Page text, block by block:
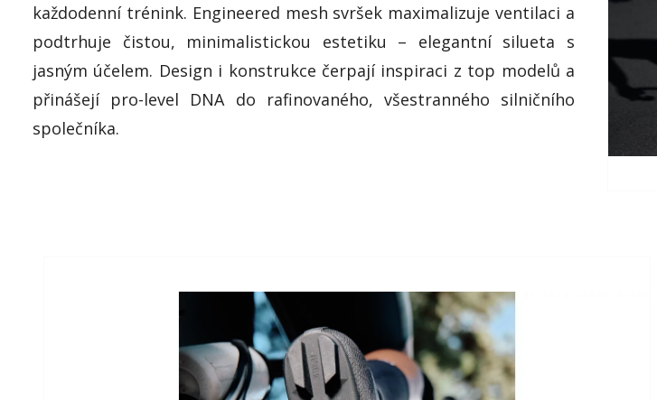
každodenní trénink. Engineered mesh svršek maximalizuje ventilaci a
podtrhuje čistou, minimalistickou estetiku – elegantní silueta s
jasným účelem. Design i konstrukce čerpají inspiraci z top modelů a
přinášejí pro-level DNA do rafinovaného, všestranného silničního
společníka.